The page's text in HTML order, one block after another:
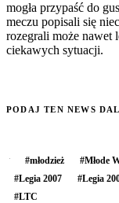
mogła przypaść do
meczu popisali się
rozegrali może nawet
ciekawych sytuacji.
PODAJ TEN NEWS
#młodzież #Młode
#Legia 2007 #Legia
#LTC